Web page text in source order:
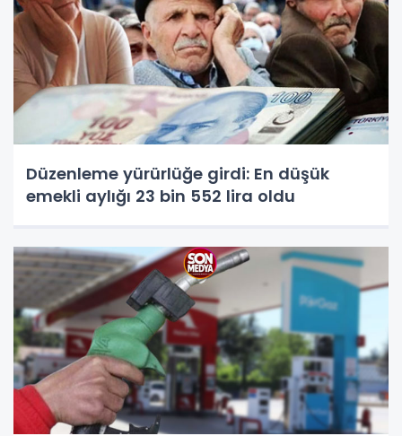
Düzenleme yürürlüğe girdi: En düşük
emekli aylığı 23 bin 552 lira oldu